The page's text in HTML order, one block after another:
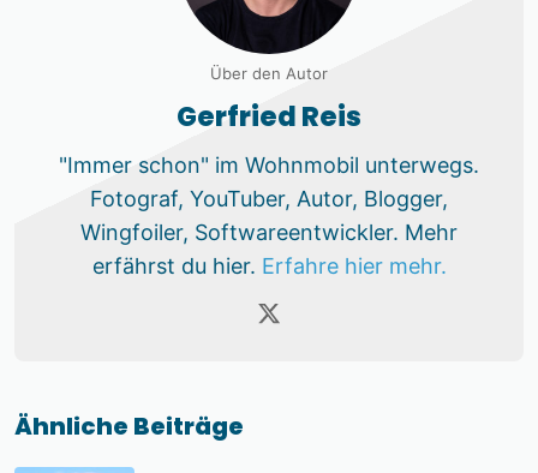
Über den Autor
Gerfried Reis
"Immer schon" im Wohnmobil unterwegs.
Fotograf, YouTuber, Autor, Blogger,
Wingfoiler, Softwareentwickler. Mehr
erfährst du hier. Erfahre hier mehr.
Ähnliche Beiträge